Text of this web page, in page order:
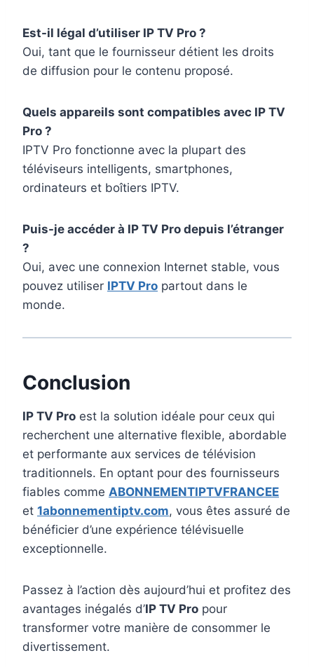
Est-il légal d’utiliser IP TV Pro ?
Oui, tant que le fournisseur détient les droits
de diffusion pour le contenu proposé.
Quels appareils sont compatibles avec IP TV
Pro ?
IPTV Pro fonctionne avec la plupart des
téléviseurs intelligents, smartphones,
ordinateurs et boîtiers IPTV.
Puis-je accéder à IP TV Pro depuis l’étranger
?
Oui, avec une connexion Internet stable, vous
pouvez utiliser IPTV Pro partout dans le
monde.
Conclusion
IP TV Pro est la solution idéale pour ceux qui
recherchent une alternative flexible, abordable
et performante aux services de télévision
traditionnels. En optant pour des fournisseurs
fiables comme ABONNEMENTIPTVFRANCEE
et 1abonnementiptv.com, vous êtes assuré de
bénéficier d’une expérience télévisuelle
exceptionnelle.
Passez à l’action dès aujourd’hui et profitez des
avantages inégalés d’IP TV Pro pour
transformer votre manière de consommer le
divertissement.